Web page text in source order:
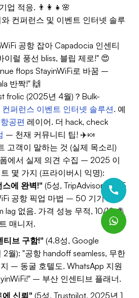
업 적응. 👨‍👩‍👧🌸
컨퍼런스 및 이벤트 인터넷 솔루
공항 잡아 Capadocia 인센티
럴 풍선 bliss, 블립 제로!" 😍
flops StayinWiFi로 바꿈 –
반짝!" 🙌
frolic (2025년 4월)？Bulk-
컨퍼런스 이벤트 인터넷 솔루션. 예
공편 레이어. 더 hack, check
– 천재 커뮤니티 팁! ✈️🍬
고객이 말하는 것 (실제 목소리)
에서 실제 의견 수집 – 2025 이
몇 가지 (프라이버시 익명):
에 완벽!" (5성, TripAdvisor, 2025
공항 픽업 마법 – 50 기기 초
lag 없음. 가격 성능 무적, 10/10 추
매니저.
브 구함!" (4.8성, Google
월): "공항 handoff seamless, 무한
– 동굴 호텔도. WhatsApp 지원
– 부산 인센티브 플래너.
에 신뢰" (5성, Trustpilot, 2025년 1